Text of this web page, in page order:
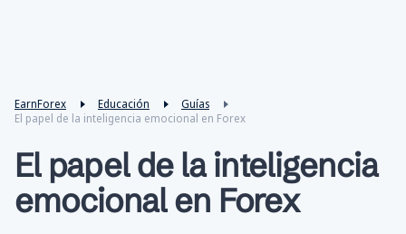
EarnForex Educación
Guías
El papel de la inteligencia emocional en Forex
El papel de la inteligencia
emocional en Forex